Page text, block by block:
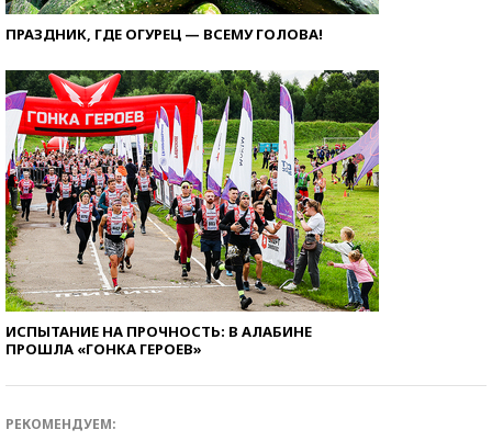
ПРАЗДНИК, ГДЕ ОГУРЕЦ — ВСЕМУ ГОЛОВА!
ИСПЫТАНИЕ НА ПРОЧНОСТЬ: В АЛАБИНЕ
ПРОШЛА «ГОНКА ГЕРОЕВ»
РЕКОМЕНДУЕМ: